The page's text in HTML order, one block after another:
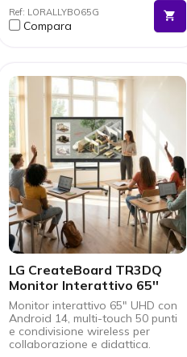
Tecnologia IA: regolazioni
automatiche per un'esperienza
Design ecologico: materiali
riciclati e imballaggio
sostenibile.
Secondo display supportato,
fino a UHD 4K60 (3840 x 2160)
Ref: LORALLYBO65G
Compara
LG CreateBoard TR3DQ
Monitor Interattivo 65''
Monitor interattivo 65" UHD con
Android 14, multi-touch 50 punti
e condivisione wireless per
collaborazione e didattica.